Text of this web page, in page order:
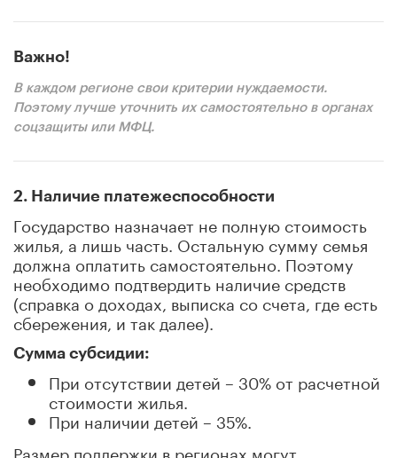
Важно!
В каждом регионе свои критерии нуждаемости.
Поэтому лучше уточнить их самостоятельно в органах
соцзащиты или МФЦ.
2. Наличие платежеспособности
Государство назначает не полную стоимость
жилья, а лишь часть. Остальную сумму семья
должна оплатить самостоятельно. Поэтому
необходимо подтвердить наличие средств
(справка о доходах, выписка со счета, где есть
сбережения, и так далее).
Сумма субсидии:
При отсутствии детей – 30% от расчетной
стоимости жилья.
При наличии детей – 35%.
Размер поддержки в регионах могут